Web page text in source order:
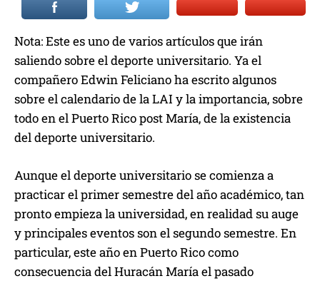
Nota: Este es uno de varios artículos que irán
saliendo sobre el deporte universitario. Ya el
compañero Edwin Feliciano ha escrito algunos
sobre el calendario de la LAI y la importancia, sobre
todo en el Puerto Rico post María, de la existencia
del deporte universitario.
Aunque el deporte universitario se comienza a
practicar el primer semestre del año académico, tan
pronto empieza la universidad, en realidad su auge
y principales eventos son el segundo semestre. En
particular, este año en Puerto Rico como
consecuencia del Huracán María el pasado